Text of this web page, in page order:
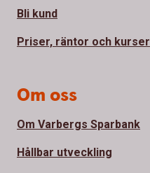
Bli kund
Priser, räntor och kurser
Om oss
Om Varbergs Sparbank
Hållbar utveckling